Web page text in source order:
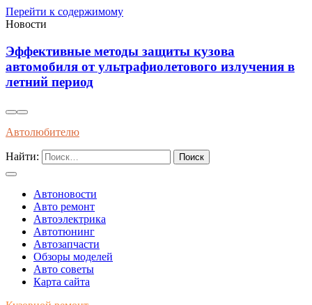
Перейти к содержимому
Новости
Как распознать оригинальные запчасти по
упаковке и сертификатам качества
Автолюбителю
Найти:
Автоновости
Авто ремонт
Автоэлектрика
Автотюнинг
Автозапчасти
Обзоры моделей
Авто советы
Карта сайта